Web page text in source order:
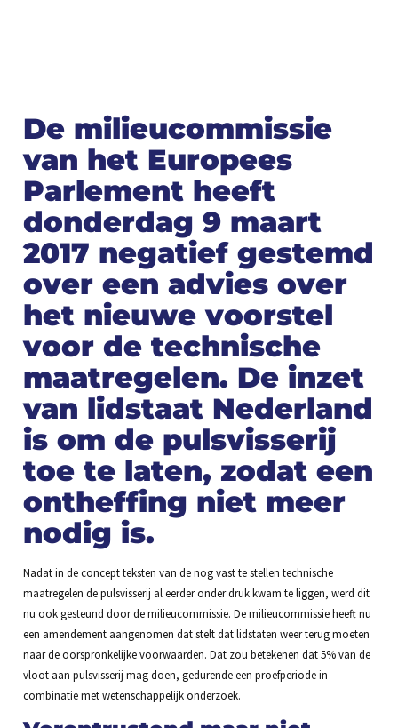
De milieucommissie
van het Europees
Parlement heeft
donderdag 9 maart
2017 negatief gestemd
over een advies over
het nieuwe voorstel
voor de technische
maatregelen. De inzet
van lidstaat Nederland
is om de pulsvisserij
toe te laten, zodat een
ontheffing niet meer
nodig is.
Nadat in de concept teksten van de nog vast te stellen technische
maatregelen de pulsvisserij al eerder onder druk kwam te liggen, werd dit
nu ook gesteund door de milieucommissie. De milieucommissie heeft nu
een amendement aangenomen dat stelt dat lidstaten weer terug moeten
naar de oorspronkelijke voorwaarden. Dat zou betekenen dat 5% van de
vloot aan pulsvisserij mag doen, gedurende een proefperiode in
combinatie met wetenschappelijk onderzoek.